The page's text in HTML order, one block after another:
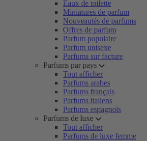
Eaux de toilette
Miniatures de parfum
Nouveautés de parfums
Offres de parfum
Parfum populaire
Parfum unisexe
Parfums sur facture
Parfums par pays
Tout afficher
Parfums arabes
Parfums français
Parfums italiens
Parfums espagnols
Parfums de luxe
Tout afficher
Parfums de luxe femme